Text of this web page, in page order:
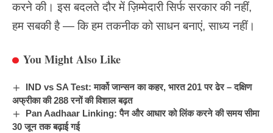
करने की। इस बदलते दौर में ज़िम्मेदारी सिर्फ सरकार की नहीं,
हम सबकी है — कि हम तकनीक को साधन बनाएं, साध्य नहीं।
You Might Also Like
IND vs SA Test: मार्को जान्सन का कहर, भारत 201 पर ढेर – दक्षिण
अफ्रीका की 288 रनों की विशाल बढ़त
Pan Aadhaar Linking: पैन और आधार को लिंक करने की समय सीमा
30 जून तक बढ़ाई गई